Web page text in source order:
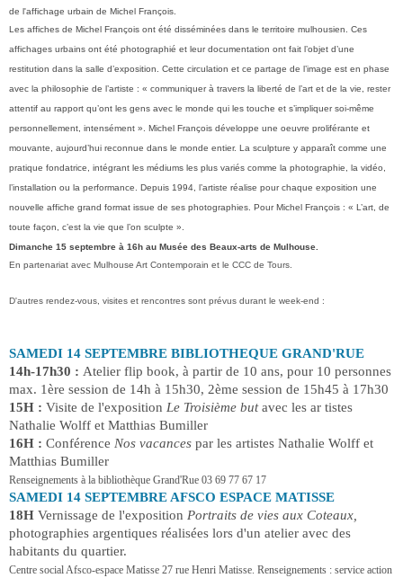
de l'affichage urbain de Michel François.
Les affiches de Michel François ont été disséminées dans le territoire mulhousien. Ces
affichages urbains ont été photographié et leur documentation ont fait l’objet d’une
restitution dans la salle d’exposition. Cette circulation et ce partage de l’image est en phase
avec la philosophie de l’artiste : « communiquer à travers la liberté de l’art et de la vie, rester
attentif au rapport qu’ont les gens avec le monde qui les touche et s’impliquer soi-même
personnellement, intensément ». Michel François développe une oeuvre proliférante et
mouvante, aujourd’hui reconnue dans le monde entier. La sculpture y apparaît comme une
pratique fondatrice, intégrant les médiums les plus variés comme la photographie, la vidéo,
l’installation ou la performance. Depuis 1994, l’artiste réalise pour chaque exposition une
nouvelle affiche grand format issue de ses photographies. Pour Michel François : « L’art, de
toute façon, c’est la vie que l’on sculpte ».
Dimanche 15 septembre à 16h au Musée des Beaux-arts de Mulhouse.
En partenariat avec Mulhouse Art Contemporain et le CCC de Tours.
D'autres rendez-vous, visites et rencontres sont prévus durant le week-end :
SAMEDI 14 SEPTEMBRE BIBLIOTHEQUE GRAND'RUE
14h-17h30 : Atelier flip book, à partir de 10 ans, pour 10 personnes
max. 1ère session de 14h à 15h30, 2ème session de 15h45 à 17h30
15H : Visite de l'exposition Le Troisième butavec les ar tistes
Nathalie Wolff et Matthias Bumiller
16H : Conférence Nos vacances par les artistes Nathalie Wolff et
Matthias Bumiller
Renseignements à la bibliothèque Grand'Rue 03 69 77 67 17
SAMEDI 14 SEPTEMBRE AFSCO ESPACE MATISSE
18H Vernissage de l'exposition Portraits de vies aux Coteaux,
photographies argentiques réalisées lors d'un atelier avec des
habitants du quartier.
Centre social Afsco-espace Matisse 27 rue Henri Matisse. Renseignements : service action